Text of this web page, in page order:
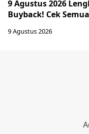
9 Agustus 2026
Buyback! Cek
9 Agustus 2026